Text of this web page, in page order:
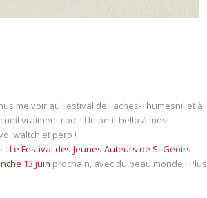
me voir au Festival de Faches-Thumesnil et à
vraiment cool ! Un petit hello à mes
waltch et pero !
:Le Festival des Jeunes Auteurs de St Geoirs
13 juin prochain, avec du beau monde ! Plus